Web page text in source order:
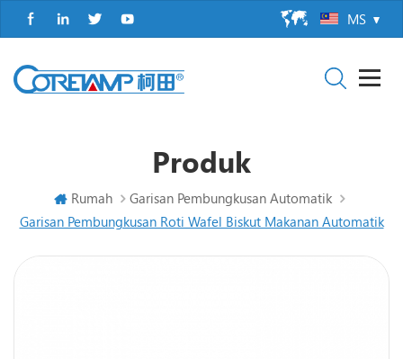
MS
Produk
Rumah
Garisan Pembungkusan Automatik
Garisan Pembungkusan Roti Wafel Biskut Makanan Automatik